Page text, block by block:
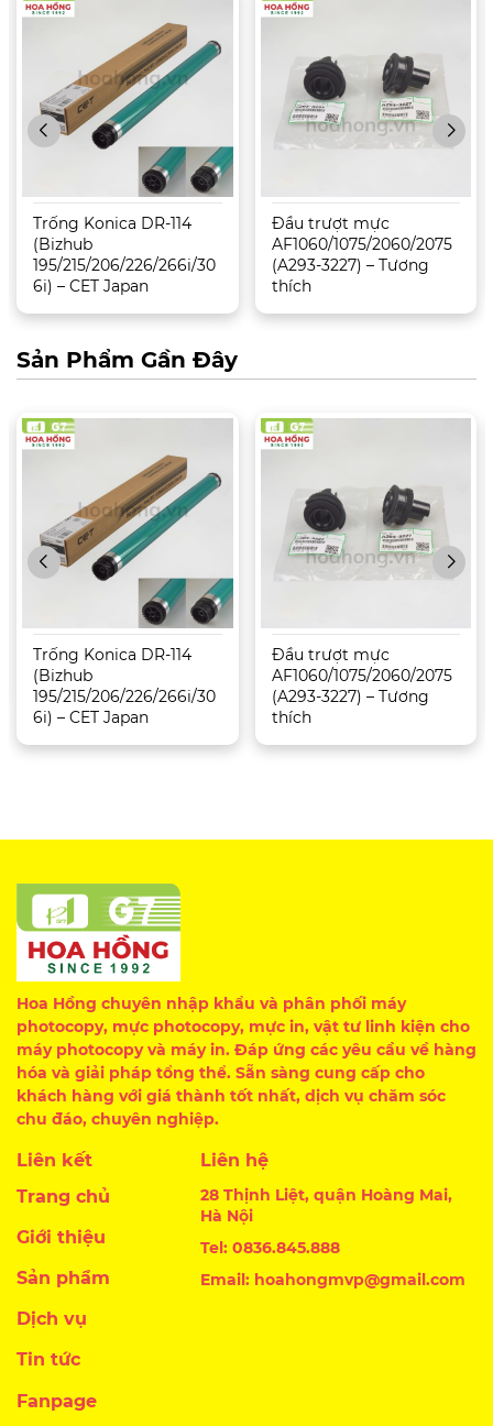
Trống Konica DR-114
(Bizhub
195/215/206/226/266i/30
6i) – CET Japan
Đầu trượt mực
AF1060/1075/2060/2075
(A293-3227) – Tương
thích
Sản Phẩm Gần Đây
Trống Konica DR-114
(Bizhub
195/215/206/226/266i/30
6i) – CET Japan
Đầu trượt mực
AF1060/1075/2060/2075
(A293-3227) – Tương
thích
Hoa Hồng chuyên nhập khẩu và phân phối máy
photocopy, mực photocopy, mực in, vật tư linh kiện cho
máy photocopy và máy in. Đáp ứng các yêu cầu về hàng
hóa và giải pháp tổng thể. Sẵn sàng cung cấp cho
khách hàng với giá thành tốt nhất, dịch vụ chăm sóc
chu đáo, chuyên nghiệp.
Liên kết
Trang chủ
Giới thiệu
Sản phẩm
Dịch vụ
Tin tức
Liên hệ
28 Thịnh Liệt, quận Hoàng Mai,
Hà Nội
Tel: 0836.845.888
Email: hoahongmvp@gmail.com
Fanpage